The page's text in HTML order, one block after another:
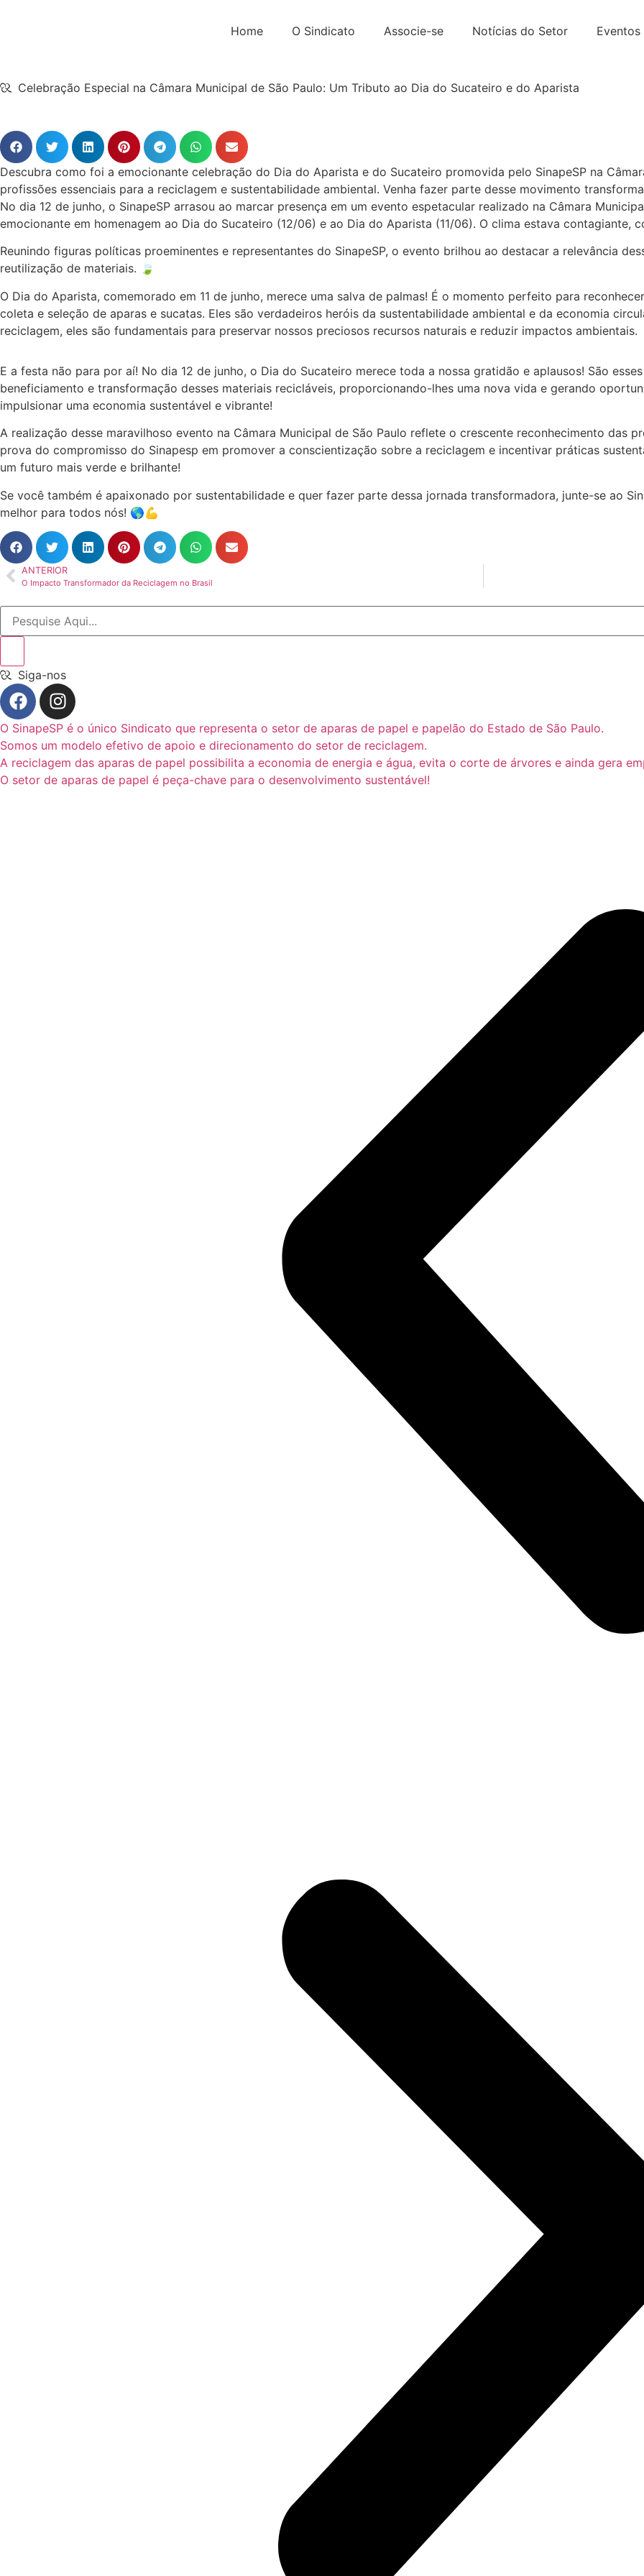
Home O Sindicato Associe-se Notícias do Setor
Celebração Especial na Câmara Municipal de São Paulo: Um Tributo ao Dia do Sucateiro e do Aparista
Descubra como foi a emocionante celebração do Dia do Aparista e do Sucateiro promovida pelo SinapeSP na
profissões essenciais para a reciclagem e sustentabilidade ambiental. Venha fazer parte desse movimento
No dia 12 de junho, o SinapeSP arrasou ao marcar presença em um evento espetacular realizado na Câmara
emocionante em homenagem ao Dia do Sucateiro (12/06) e ao Dia do Aparista (11/06). O clima estava contagiante,
Reunindo figuras políticas proeminentes e representantes do SinapeSP, o evento brilhou ao destacar a relevância
reutilização de materiais. 🍃
O Dia do Aparista, comemorado em 11 de junho, merece uma salva de palmas! É o momento perfeito para
coleta e seleção de aparas e sucatas. Eles são verdadeiros heróis da sustentabilidade ambiental e da economia
reciclagem, eles são fundamentais para preservar nossos preciosos recursos naturais e reduzir impactos ambientais.
E a festa não para por aí! No dia 12 de junho, o Dia do Sucateiro merece toda a nossa gratidão e aplausos! São
beneficiamento e transformação desses materiais recicláveis, proporcionando-lhes uma nova vida e gerando
impulsionar uma economia sustentável e vibrante!
A realização desse maravilhoso evento na Câmara Municipal de São Paulo reflete o crescente reconhecimento das
prova do compromisso do Sinapesp em promover a conscientização sobre a reciclagem e incentivar práticas
um futuro mais verde e brilhante!
Se você também é apaixonado por sustentabilidade e quer fazer parte dessa jornada transformadora, junte-se ao
melhor para todos nós! 🌎💪
ANTERIOR
O Impacto Transformador da Reciclagem no Brasil
Siga-nos
O SinapeSP é o único Sindicato que representa o setor de aparas de papel e papelão do Estado de São Paulo.
Somos um modelo efetivo de apoio e direcionamento do setor de reciclagem.
A reciclagem das aparas de papel possibilita a economia de energia e água, evita o corte de árvores e ainda gera
O setor de aparas de papel é peça-chave para o desenvolvimento sustentável!